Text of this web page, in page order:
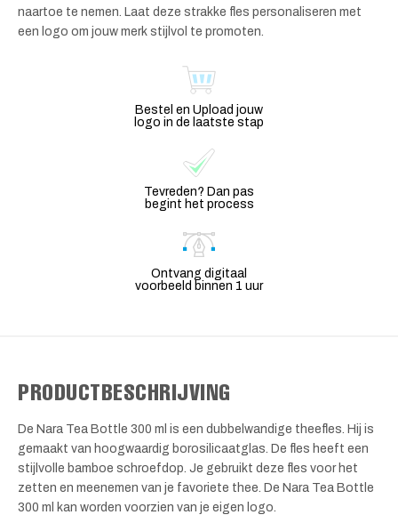
naartoe te nemen. Laat deze strakke fles personaliseren met
een logo om jouw merk stijlvol te promoten.
Bestel en Upload jouw
logo in de laatste stap
Tevreden? Dan pas
begint het process
Ontvang digitaal
voorbeeld binnen 1 uur
PRODUCTBESCHRIJVING
De Nara Tea Bottle 300 ml is een dubbelwandige theefles. Hij is
gemaakt van hoogwaardig borosilicaatglas. De fles heeft een
stijlvolle bamboe schroefdop. Je gebruikt deze fles voor het
zetten en meenemen van je favoriete thee. De Nara Tea Bottle
300 ml kan worden voorzien van je eigen logo.